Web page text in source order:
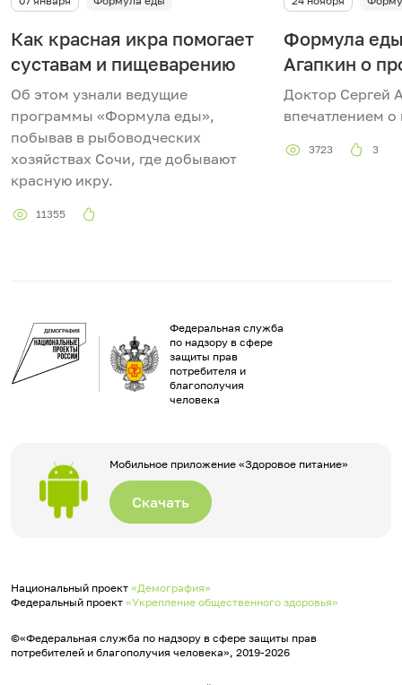
Как красная икра помогает
суставам и пищеварению
Об этом узнали ведущие
программы «Формула еды»,
побывав в рыбоводческих
хозяйствах Сочи, где добывают
красную икру.
11355
Формула
Агапкин о
Доктор Сергей
впечатлением
3723 3
Федеральная служба
по надзору в сфере
защиты прав
потребителя и
благополучия
человека
Мобильное приложение «Здоровое питание»
Скачать
Национальный проект «Демография»
Федеральный проект «Укрепление общественного здоровья»
©«Федеральная служба по надзору в сфере защиты прав
потребителей и благополучия человека», 2019-2026